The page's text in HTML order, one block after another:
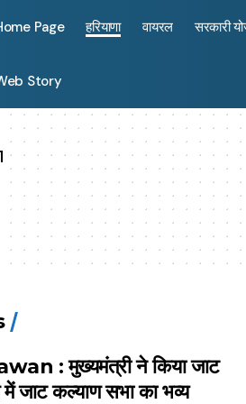
Page हरियाणा वायरल सरकारी
Story
: मुख्यमंत्री ने किया जाट
जाट कल्याण सभा का भव्य